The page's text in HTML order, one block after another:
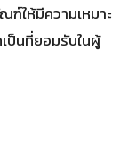
ให้มีความเหมาะ
ป็นที่ยอมรับในผู้